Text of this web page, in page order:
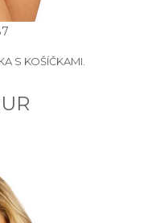
S KOŠÍČKAMI.